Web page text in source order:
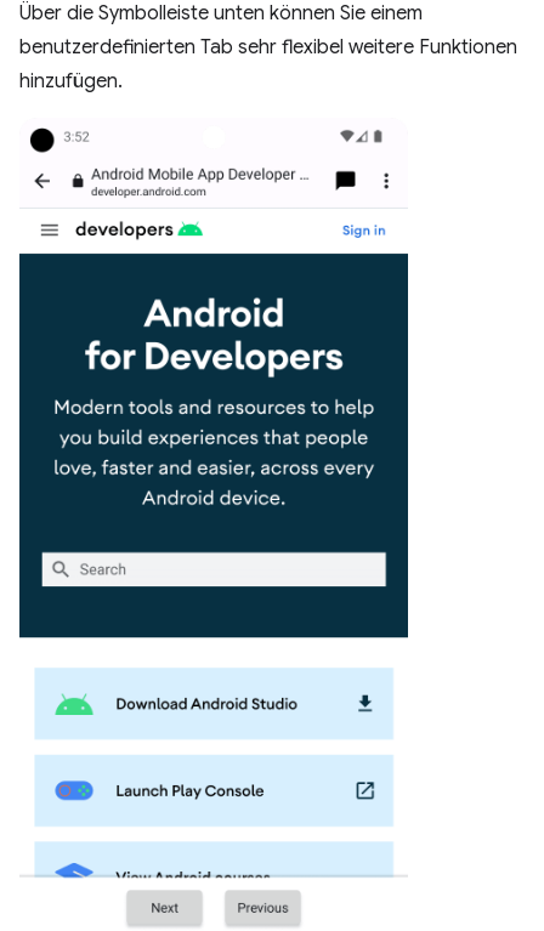
Über die Symbolleiste unten können Sie einem
benutzerdefinierten Tab sehr flexibel weitere Funktionen
hinzufügen.